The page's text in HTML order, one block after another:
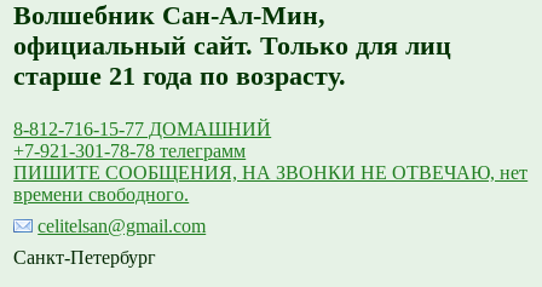
Волшебник Сан-Ал-Мин,
официальный сайт. Только для лиц
старше 21 года по возрасту.
8-812-716-15-77 ДОМАШНИЙ
+7-921-301-78-78 телеграмм
ПИШИТЕ СООБЩЕНИЯ, НА ЗВОНКИ НЕ ОТВЕЧАЮ, нет
времени свободного.
celitelsan@gmail.com
Санкт-Петербург